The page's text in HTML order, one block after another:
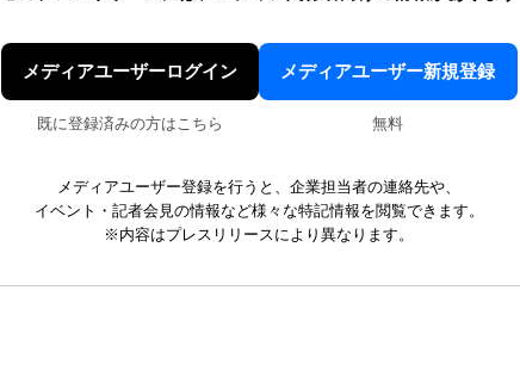
メディアユーザーログイン
既に登録済みの方はこちら
メディアユーザー新規登録
無料
メディアユーザー登録を行うと、企業担当者の連絡先や、
イベント・記者会見の情報など様々な特記情報を閲覧できます。
※内容はプレスリリースにより異なります。